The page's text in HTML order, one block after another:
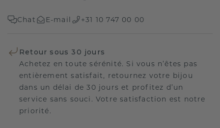
Chat E-mail +31 10 747 00 00
Retour sous 30 jours
Achetez en toute sérénité. Si vous n’êtes pas
entièrement satisfait, retournez votre bijou
dans un délai de 30 jours et profitez d’un
service sans souci. Votre satisfaction est notre
priorité.